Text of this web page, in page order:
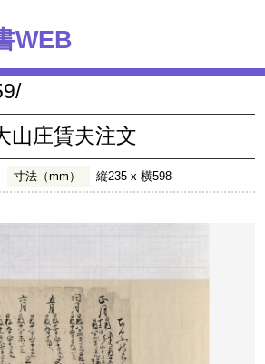
WEB
山庄賃夫注文
寸法（mm） 縦235 x 横598